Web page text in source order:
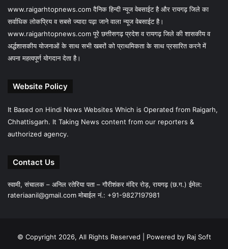
www.raigarhtopnews.com दैनिक हिन्दी न्यूज वेबसाईट है और रायगढ़ जिले का
सर्वाधिक लोकप्रिय व सबसे ज्यादा पढ़ा जाने वाला न्यूज वेबसाईट है।
www.raigarhtopnews.com पूरे छत्तीसगढ़ प्रदेश व रायगढ़ जिले की शासकीय व
अर्द्धशासकीय योजनाओं के साथ सभी खबरों को प्राथमिकता के साथ प्रसारित करने में
अपना महत्वपूर्ण योगदान देता है।
Website Policy
It Based on Hindi News Websites Which is Operated from Raigarh,
Chhattisgarh. It Taking News content from our reporters &
authorized agency.
Contact Us
स्वामी, संचालक – अनिल रतेरिया पता – गौरीशंकर मंदिर रोड़, रायगढ़ (छ.ग.) ईमेल:
rateriaanil@gmail.comमोबाईल नं.: +91-9827197981
© Copyright 2026, All Rights Reserved | Powered by Raj Soft